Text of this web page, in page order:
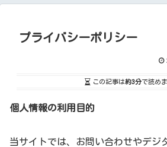
プライバシーポリシー
この記事は約3分で読めま
個人情報の利用目的
当サイトでは、お問い合わせやデジ